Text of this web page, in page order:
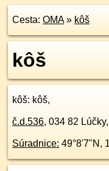
Cesta: OMA» kôš
kôš
kôš: kôš,
č.d.536, 034 82
Súradnice: 49°8'7"N ,